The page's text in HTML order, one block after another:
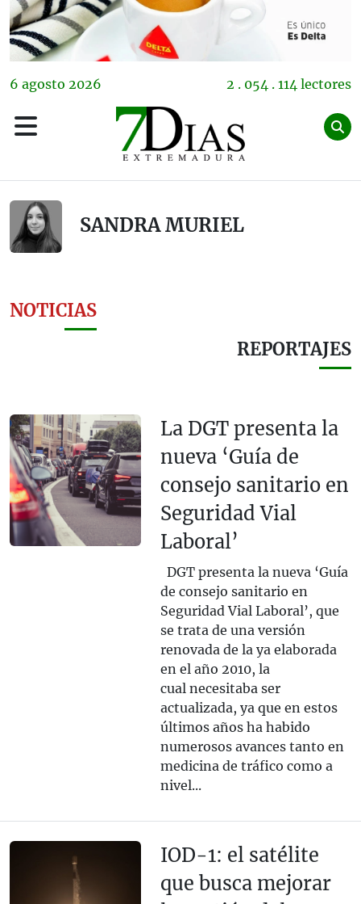
6 agosto 2026 2 . 054 . 114 lectores
SANDRA MURIEL
NOTICIAS
REPORTAJES
La DGT presenta la
nueva ‘Guía de
consejo sanitario en
Seguridad Vial
Laboral’
DGT presenta la nueva ‘Guía
de consejo sanitario en
Seguridad Vial Laboral’, que
se trata de una versión
renovada de la ya elaborada
en el año 2010, la
cual necesitaba ser
actualizada, ya que en estos
últimos años ha habido
numerosos avances tanto en
medicina de tráfico como a
nivel...
IOD-1: el satélite
que busca mejorar